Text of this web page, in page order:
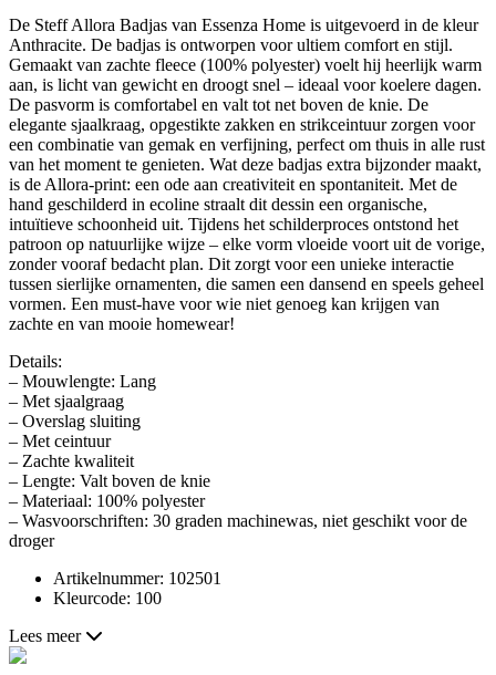
De Steff Allora Badjas van Essenza Home is uitgevoerd in de kleur
Anthracite. De badjas is ontworpen voor ultiem comfort en stijl.
Gemaakt van zachte fleece (100% polyester) voelt hij heerlijk warm
aan, is licht van gewicht en droogt snel – ideaal voor koelere dagen.
De pasvorm is comfortabel en valt tot net boven de knie. De
elegante sjaalkraag, opgestikte zakken en strikceintuur zorgen voor
een combinatie van gemak en verfijning, perfect om thuis in alle rust
van het moment te genieten. Wat deze badjas extra bijzonder maakt,
is de Allora-print: een ode aan creativiteit en spontaniteit. Met de
hand geschilderd in ecoline straalt dit dessin een organische,
intuïtieve schoonheid uit. Tijdens het schilderproces ontstond het
patroon op natuurlijke wijze – elke vorm vloeide voort uit de vorige,
zonder vooraf bedacht plan. Dit zorgt voor een unieke interactie
tussen sierlijke ornamenten, die samen een dansend en speels geheel
vormen. Een must-have voor wie niet genoeg kan krijgen van
zachte en van mooie homewear!
Details:
– Mouwlengte: Lang
– Met sjaalgraag
– Overslag sluiting
– Met ceintuur
– Zachte kwaliteit
– Lengte: Valt boven de knie
– Materiaal: 100% polyester
– Wasvoorschriften: 30 graden machinewas, niet geschikt voor de
droger
Artikelnummer: 102501
Kleurcode: 100
Lees meer